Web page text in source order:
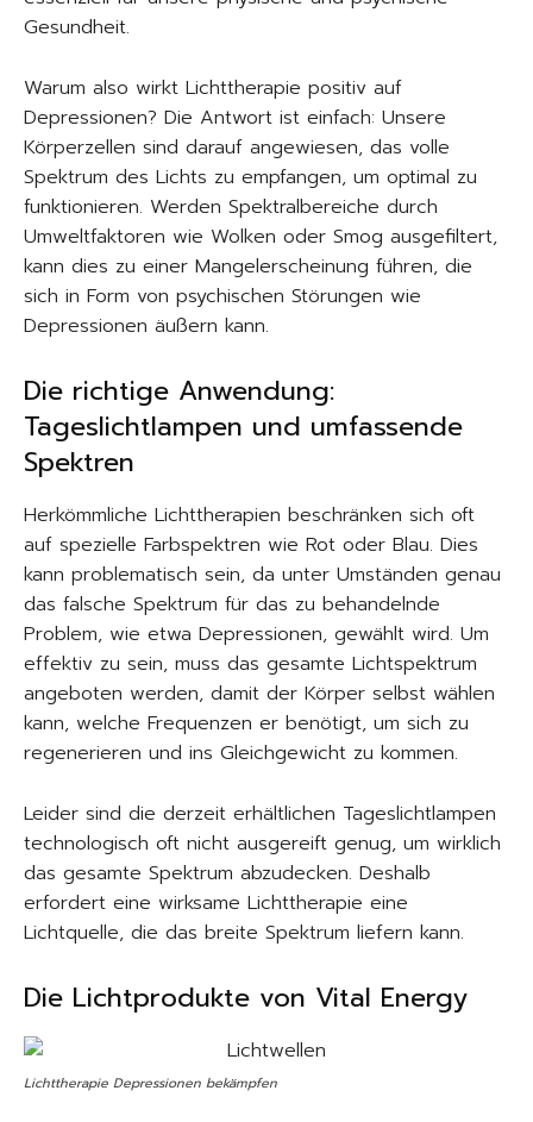
Gesundheit.
Warum also wirkt Lichttherapie positiv auf
Depressionen? Die Antwort ist einfach: Unsere
Körperzellen sind darauf angewiesen, das volle
Spektrum des Lichts zu empfangen, um optimal zu
funktionieren. Werden Spektralbereiche durch
Umweltfaktoren wie Wolken oder Smog ausgefiltert,
kann dies zu einer Mangelerscheinung führen, die
sich in Form von psychischen Störungen wie
Depressionen äußern kann.
Die richtige Anwendung:
Tageslichtlampen und umfassende
Spektren
Herkömmliche Lichttherapien beschränken sich oft
auf spezielle Farbspektren wie Rot oder Blau. Dies
kann problematisch sein, da unter Umständen genau
das falsche Spektrum für das zu behandelnde
Problem, wie etwa Depressionen, gewählt wird. Um
effektiv zu sein, muss das gesamte Lichtspektrum
angeboten werden, damit der Körper selbst wählen
kann, welche Frequenzen er benötigt, um sich zu
regenerieren und ins Gleichgewicht zu kommen.
Leider sind die derzeit erhältlichen Tageslichtlampen
technologisch oft nicht ausgereift genug, um wirklich
das gesamte Spektrum abzudecken. Deshalb
erfordert eine wirksame Lichttherapie eine
Lichtquelle, die das breite Spektrum liefern kann.
Die Lichtprodukte von Vital Energy
Lichttherapie Depressionen bekämpfen